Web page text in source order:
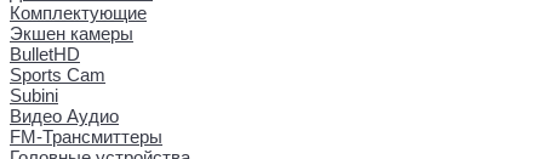
Комплектующие
Экшен камеры
BulletHD
Sports Cam
Subini
Видео Аудио
FM-Трансмиттеры